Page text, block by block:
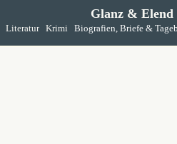
Glanz & Elend
Literatur Krimi Biografien, Briefe &